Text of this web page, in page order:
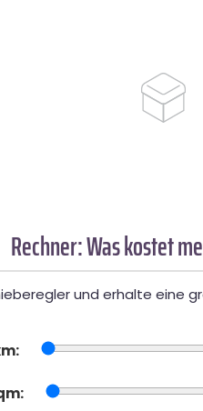
Rechner: Was kostet
und erhalte eine